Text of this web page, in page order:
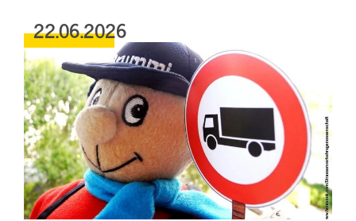
22.06.2026